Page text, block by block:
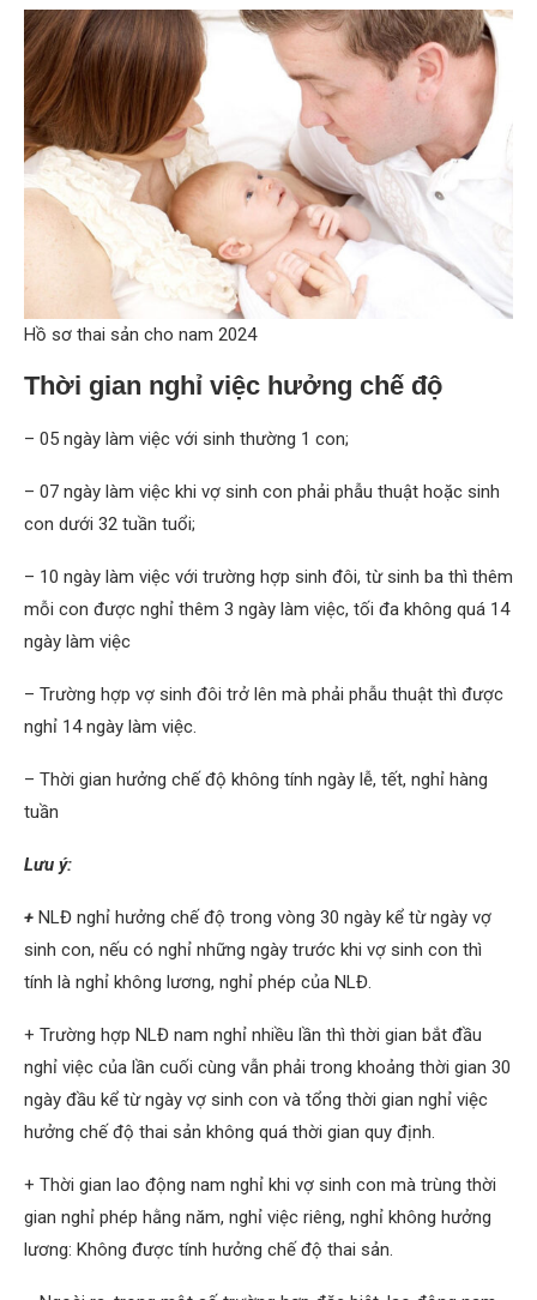
Hồ sơ thai sản cho nam 2024
Thời gian nghỉ việc hưởng chế độ
– 05 ngày làm việc với sinh thường 1 con;
– 07 ngày làm việc khi vợ sinh con phải phẫu thuật hoặc sinh
con dưới 32 tuần tuổi;
– 10 ngày làm việc với trường hợp sinh đôi, từ sinh ba thì thêm
mỗi con được nghỉ thêm 3 ngày làm việc, tối đa không quá 14
ngày làm việc
– Trường hợp vợ sinh đôi trở lên mà phải phẫu thuật thì được
nghỉ 14 ngày làm việc.
– Thời gian hưởng chế độ không tính ngày lễ, tết, nghỉ hàng
tuần
Lưu ý:
+ NLĐ nghỉ hưởng chế độ trong vòng 30 ngày kể từ ngày vợ
sinh con, nếu có nghỉ những ngày trước khi vợ sinh con thì
tính là nghỉ không lương, nghỉ phép của NLĐ.
+ Trường hợp NLĐ nam nghỉ nhiều lần thì thời gian bắt đầu
nghỉ việc của lần cuối cùng vẫn phải trong khoảng thời gian 30
ngày đầu kể từ ngày vợ sinh con và tổng thời gian nghỉ việc
hưởng chế độ thai sản không quá thời gian quy định.
+ Thời gian lao động nam nghỉ khi vợ sinh con mà trùng thời
gian nghỉ phép hằng năm, nghỉ việc riêng, nghỉ không hưởng
lương: Không được tính hưởng chế độ thai sản.